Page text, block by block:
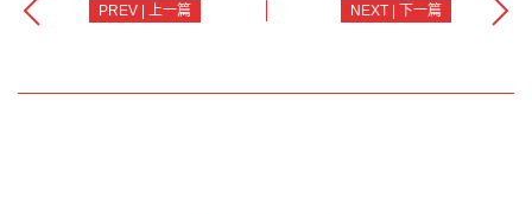
PREV | 上一篇 NEXT | 下一篇